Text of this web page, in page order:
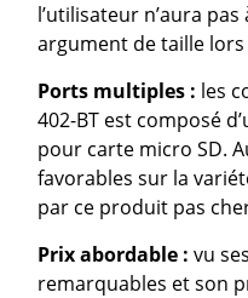
l’utilisateur n’aura
argument de taille
Ports multiples : les
402-BT est composé
pour carte micro SD.
favorables sur la
par ce produit pas
Prix abordable : vu
remarquables et son